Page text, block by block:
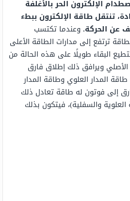
الإلكترون الحر بالأغلفة
تنتقل طاقة الإلكترون ببطء
عن الحركة.وعندما تكتسب
ترتفع إلى مدارات الطاقة الأعلى
البقاء طويلًا على هذه الحالة من
الأصلي ويرافق ذلك إطلاق فارق
المدار العلوي وطاقة المدار
إلى فوتون له طاقة تعادل ذلك
والسفلية)، فيتكون بذلك